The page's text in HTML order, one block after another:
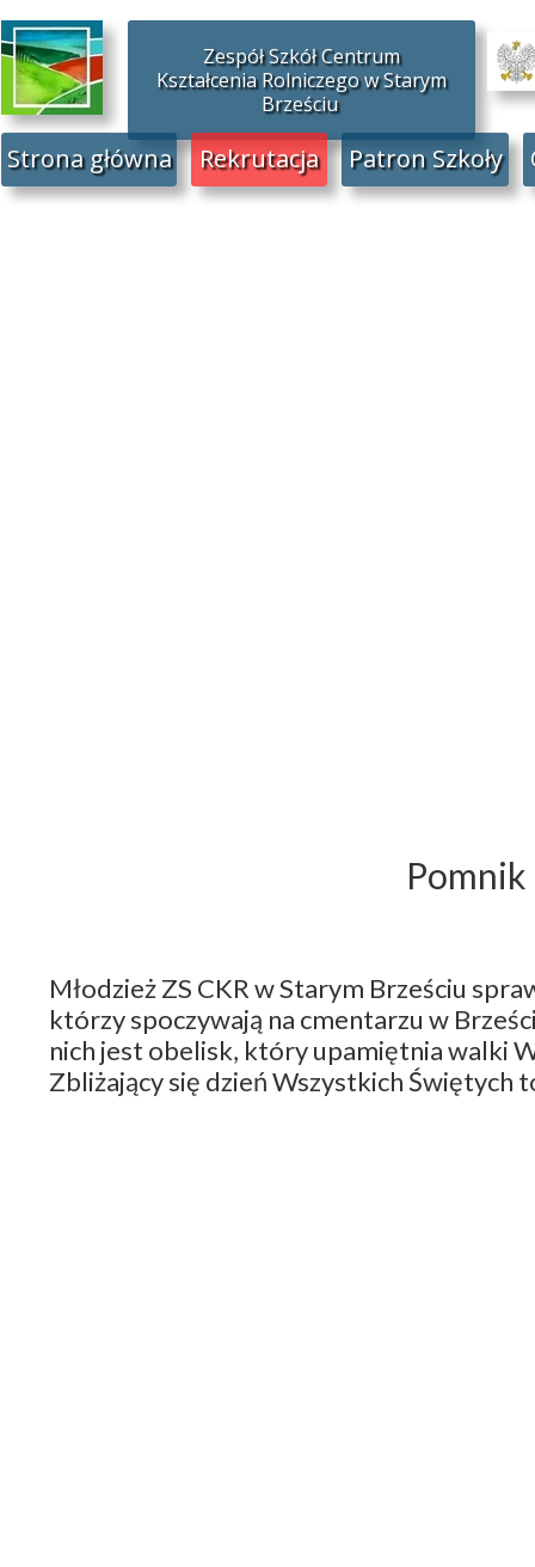
Młodzież ZS CKR w Starym Brześciu
którzy spoczywają na cmentarzu w
nich jest obelisk, który upamiętnia walki
Zbliżający się dzień Wszystkich Świętych
Rekrutacja
Strona główna Patron Szkoły
Zespół Szkół Centrum
Kształcenia Rolniczego w Starym
Brześciu